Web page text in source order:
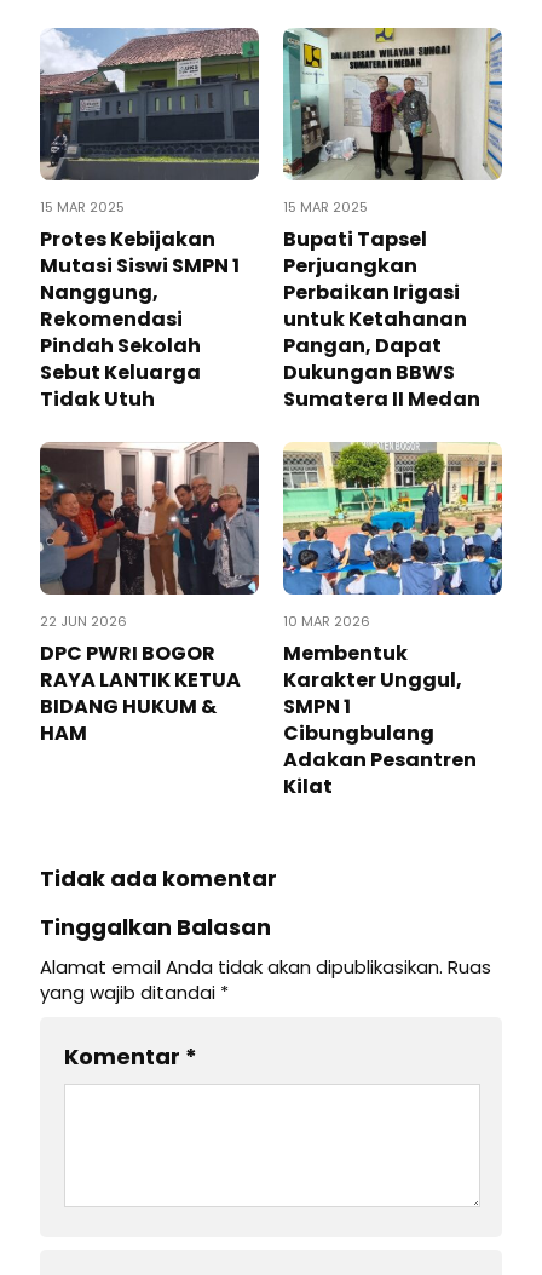
15 MAR 2025
Protes Kebijakan
Mutasi Siswi SMPN 1
Nanggung,
Rekomendasi
Pindah Sekolah
Sebut Keluarga
Tidak Utuh
15 MAR 2025
Bupati Tapsel
Perjuangkan
Perbaikan Irigasi
untuk Ketahanan
Pangan, Dapat
Dukungan BBWS
Sumatera II Medan
22 JUN 2026
DPC PWRI BOGOR
RAYA LANTIK KETUA
BIDANG HUKUM &
HAM
10 MAR 2026
Membentuk
Karakter Unggul,
SMPN 1
Cibungbulang
Adakan Pesantren
Kilat
Tidak ada komentar
Tinggalkan Balasan
Alamat email Anda tidak akan dipublikasikan. Ruas
yang wajib ditandai *
Komentar *